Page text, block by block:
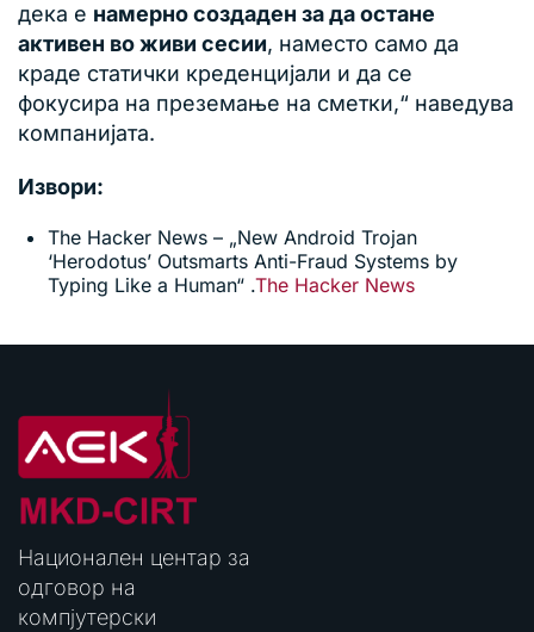
дека е намерно создаден за да остане
активен во живи сесии, наместо само да
краде статички креденцијали и да се
фокусира на преземање на сметки,“ наведува
компанијата.
Извори:
The Hacker News – „New Android Trojan
‘Herodotus’ Outsmarts Anti-Fraud Systems by
Typing Like a Human“ .The Hacker News
Национален центар за
одговор на
компјутерски